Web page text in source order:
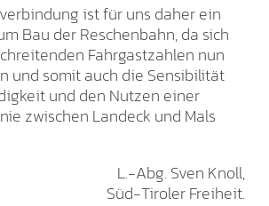
ist für uns daher ein
Bau der Reschenbahn, da sich
Fahrgastzahlen nun
und somit auch die Sensibilität
und den Nutzen einer
zwischen Landeck und Mals
L.-Abg. Sven Knoll,
Süd-Tiroler Freiheit.